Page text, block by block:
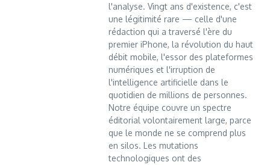
l'analyse. Vingt ans d'existence, c'est
une légitimité rare — celle d'une
rédaction qui a traversé l'ère du
premier iPhone, la révolution du haut
débit mobile, l'essor des plateformes
numériques et l'irruption de
l'intelligence artificielle dans le
quotidien de millions de personnes.
Notre équipe couvre un spectre
éditorial volontairement large, parce
que le monde ne se comprend plus
en silos. Les mutations
technologiques ont des